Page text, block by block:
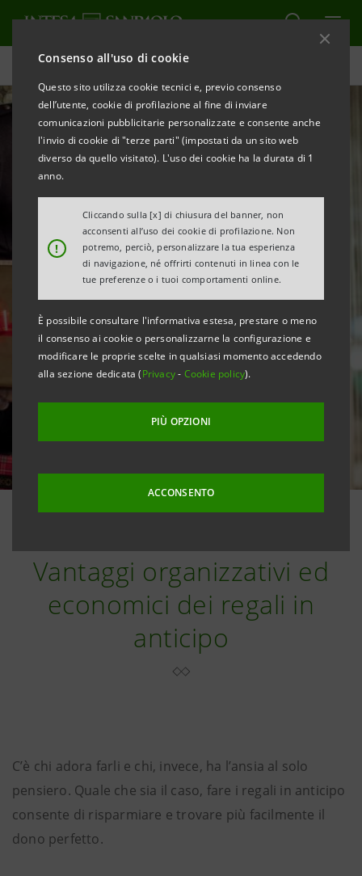
Consenso all'uso di cookie
Questo sito utilizza cookie tecnici e, previo consenso
dell’utente, cookie di profilazione al fine di inviare
comunicazioni pubblicitarie personalizzate e consente anche
l'invio di cookie di "terze parti" (impostati da un sito web
diverso da quello visitato). L'uso dei cookie ha la durata di 1
anno.
!
Cliccando sulla [x] di chiusura del banner, non
acconsenti all’uso dei cookie di profilazione. Non
potremo, perciò, personalizzare la tua esperienza
di navigazione, né offrirti contenuti in linea con le
tue preferenze o i tuoi comportamenti online.
È possibile consultare l'informativa estesa, prestare o meno
il consenso ai cookie o personalizzarne la configurazione e
modificare le proprie scelte in qualsiasi momento accedendo
alla sezione dedicata (Privacy- Cookie policy).
PIÙ OPZIONI
ACCONSENTO
Homepage
Vantaggi organizzativi ed
economici dei regali in
anticipo
C’è chi adora farli e chi, invece, ha l’ansia al solo
pensiero. Quale che sia il caso, fare i regali in anticipo
consente di risparmiare e trovare più facilmente il
dono perfetto.